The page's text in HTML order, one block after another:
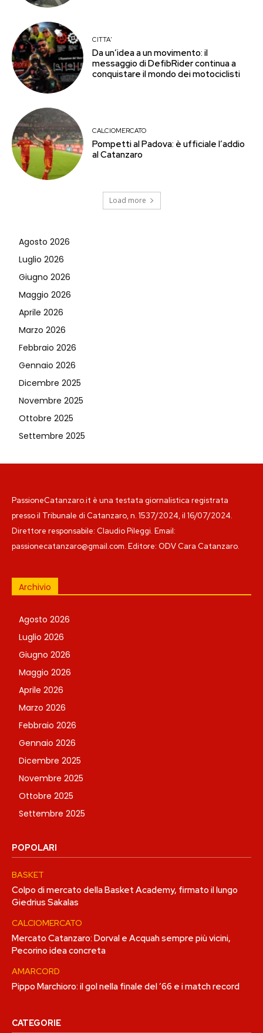
CITTA'
Da un’idea a un movimento: il
messaggio di DefibRider continua a
conquistare il mondo dei motociclisti
CALCIOMERCATO
Pompetti al Padova: è ufficiale l’addio
al Catanzaro
Load more
Agosto 2026
Luglio 2026
Giugno 2026
Maggio 2026
Aprile 2026
Marzo 2026
Febbraio 2026
Gennaio 2026
Dicembre 2025
Novembre 2025
Ottobre 2025
Settembre 2025
PassioneCatanzaro.it è una testata giornalistica registrata
presso il Tribunale di Catanzaro, n. 1537/2024, il 16/07/2024.
Direttore responsabile: Claudio Pileggi. Email:
passionecatanzaro@gmail.com. Editore: ODV Cara Catanzaro.
Archivio
Agosto 2026
Luglio 2026
Giugno 2026
Maggio 2026
Aprile 2026
Marzo 2026
Febbraio 2026
Gennaio 2026
Dicembre 2025
Novembre 2025
Ottobre 2025
Settembre 2025
POPOLARI
BASKET
Colpo di mercato della Basket Academy, firmato il lungo
Giedrius Sakalas
CALCIOMERCATO
Mercato Catanzaro: Dorval e Acquah sempre più vicini,
Pecorino idea concreta
AMARCORD
Pippo Marchioro: il gol nella finale del ’66 e i match record
CATEGORIE